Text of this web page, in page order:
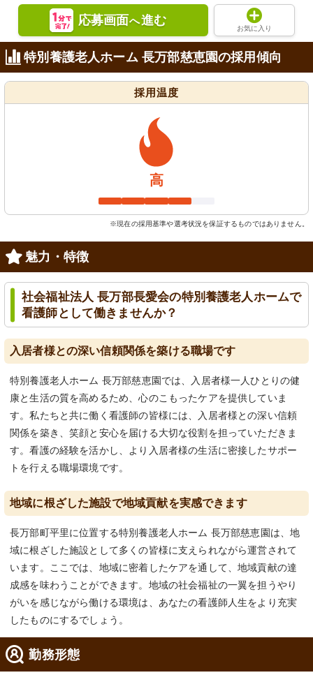
応募画面へ進む
お気に入り
特別養護老人ホーム 長万部慈恵園の採用傾向
採用温度
高
※現在の採用基準や選考状況を保証するものではありません。
魅力・特徴
社会福祉法人 長万部長愛会の特別養護老人ホームで
看護師として働きませんか？
入居者様との深い信頼関係を築ける職場です
特別養護老人ホーム 長万部慈恵園では、入居者様一人ひとりの健
康と生活の質を高めるため、心のこもったケアを提供していま
す。私たちと共に働く看護師の皆様には、入居者様との深い信頼
関係を築き、笑顔と安心を届ける大切な役割を担っていただきま
す。看護の経験を活かし、より入居者様の生活に密接したサポー
トを行える職場環境です。
地域に根ざした施設で地域貢献を実感できます
長万部町平里に位置する特別養護老人ホーム 長万部慈恵園は、地
域に根ざした施設として多くの皆様に支えられながら運営されて
います。ここでは、地域に密着したケアを通して、地域貢献の達
成感を味わうことができます。地域の社会福祉の一翼を担うやり
がいを感じながら働ける環境は、あなたの看護師人生をより充実
したものにするでしょう。
勤務形態